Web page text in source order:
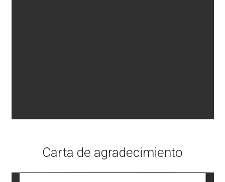
Carta de agradecimiento